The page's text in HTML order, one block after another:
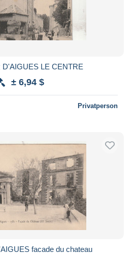
D'AIGUES LE CENTRE
± 6,94 $
Privatperson
facade du chateau